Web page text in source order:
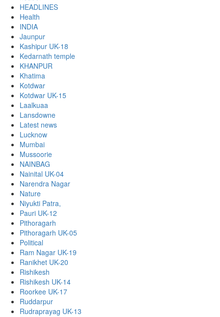
HEADLINES
Health
INDIA
Jaunpur
Kashipur UK-18
Kedarnath temple
KHANPUR
Khatima
Kotdwar
Kotdwar UK-15
Laalkuaa
Lansdowne
Latest news
Lucknow
Mumbai
Mussoorie
NAINBAG
Nainital UK-04
Narendra Nagar
Nature
Niyukti Patra,
Pauri UK-12
Pithoragarh
Pithoragarh UK-05
Political
Ram Nagar UK-19
Ranikhet UK-20
Rishikesh
Rishikesh UK-14
Roorkee UK-17
Ruddarpur
Rudraprayag UK-13